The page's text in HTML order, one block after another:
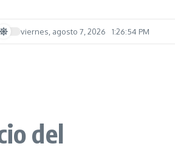
viernes, agosto 7, 2026 1:26:55 PM
del